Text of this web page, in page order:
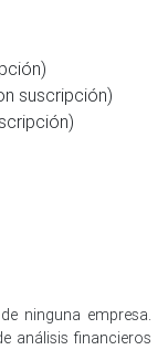
suscripción)
ninguna empresa.
análisis financieros